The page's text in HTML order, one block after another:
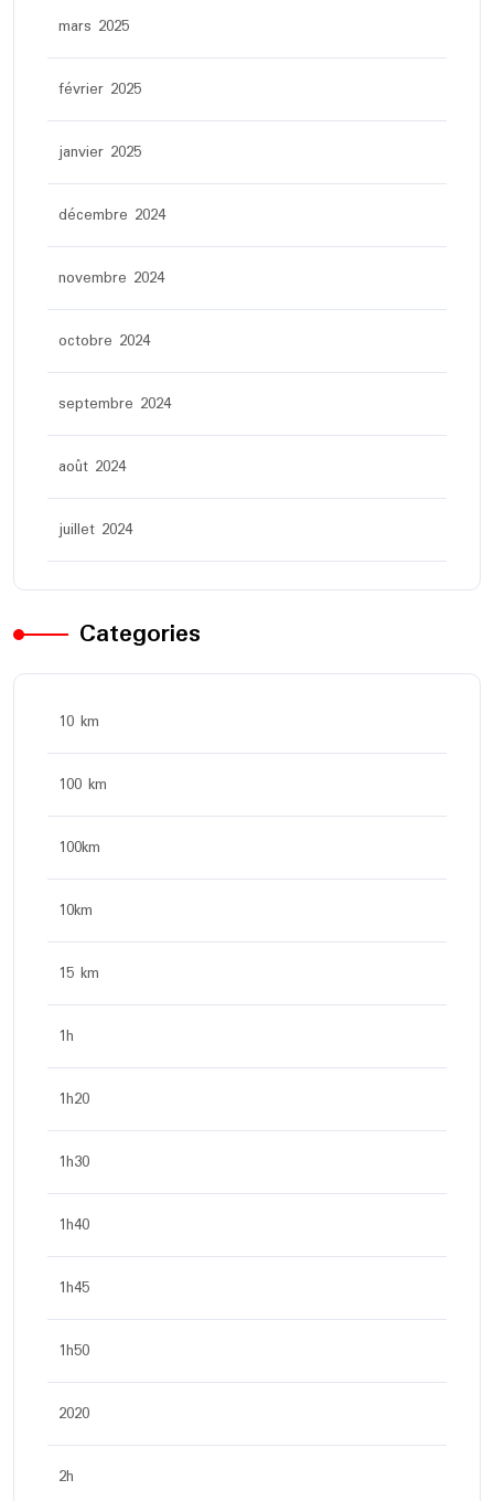
mars 2025
février 2025
janvier 2025
décembre 2024
novembre 2024
octobre 2024
septembre 2024
août 2024
juillet 2024
Categories
10 km
100 km
100km
10km
15 km
1h
1h20
1h30
1h40
1h45
1h50
2020
2h